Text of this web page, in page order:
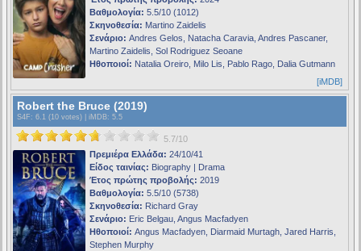
Βαθμολογία: 5.5/10 (1012)
Σκηνοθεσία: Martino Zaidelis
Σενάριο: Andres Gelos, Natacha Caravia, Andres Pascaner,
Martino Zaidelis, Sol Rodriguez Seoane
Ηθοποιοί: Natalia Oreiro, Milo Lis, Pablo Rago, Dalia Gutmann
[iMDB]
Robert the Bruce (2019)
S4F : 6.1 (10 votes) | iMDB: 5.5
5.7/10
Πρεμιέρα Ελλάδα: 24/10/41
Είδος ταινίας: Biography | Drama
Έτος πρώτης προβολής: 2019
Βαθμολογία: 5.5/10 (5738)
Σκηνοθεσία: Richard Gray
Σενάριο: Eric Belgau, Angus Macfadyen
Ηθοποιοί: Angus Macfadyen, Diarmaid Murtagh, Jared Harris,
Stephen Murphy